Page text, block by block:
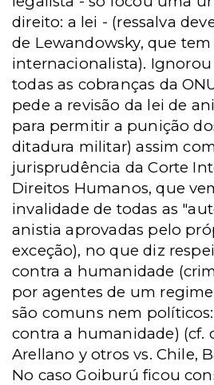
direito: a lei - (ressalva
de Lewandowsky, que
internacionalista).
todas as cobranças da
pede a revisão da lei de
para permitir a punição
ditadura militar) assim
jurisprudência da Corte
Direitos Humanos, que
invalidade de todas as
anistia aprovadas pelo
exceção), no que diz
contra a humanidade
por agentes de um
são comuns nem
contra a humanidade) (cf.
Arellano y otros vs. Chile,
No caso Goiburú ficou